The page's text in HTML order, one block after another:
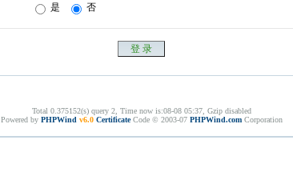
是 否
Total 0.375152(s) query 2, Time now is:08-08 05:37, Gzip disabled
Powered by PHPWind v6.0 CertificateCode © 2003-07 PHPWind.com Corporation